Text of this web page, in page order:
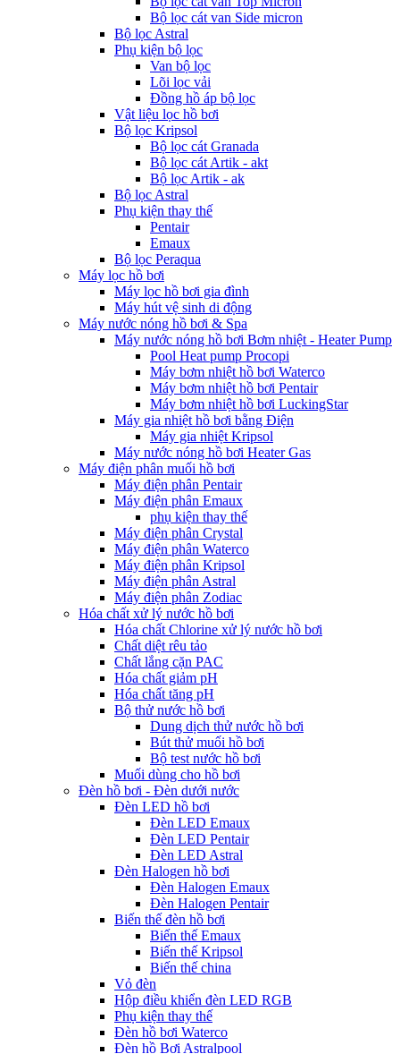
Bộ lọc cát van Side micron
Bộ lọc Astral
Phụ kiện bộ lọc
Van bộ lọc
Lõi lọc vải
Đồng hồ áp bộ lọc
Vật liệu lọc hồ bơi
Bộ lọc Kripsol
Bộ lọc cát Granada
Bộ lọc cát Artik - akt
Bộ lọc Artik - ak
Bộ lọc Astral
Phụ kiện thay thế
Pentair
Emaux
Bộ lọc Peraqua
Máy lọc hồ bơi
Máy lọc hồ bơi gia đình
Máy hút vệ sinh di động
Máy nước nóng hồ bơi & Spa
Máy nước nóng hồ bơi Bơm nhiệt - Heater Pump
Pool Heat pump Procopi
Máy bơm nhiệt hồ bơi Waterco
Máy bơm nhiệt hồ bơi Pentair
Máy bơm nhiệt hồ bơi LuckingStar
Máy gia nhiệt hồ bơi bằng Điện
Máy gia nhiệt Kripsol
Máy nước nóng hồ bơi Heater Gas
Máy điện phân muối hồ bơi
Máy điện phân Pentair
Máy điện phân Emaux
phụ kiện thay thế
Máy điện phân Crystal
Máy điện phân Waterco
Máy điện phân Kripsol
Máy điện phân Astral
Máy điện phân Zodiac
Hóa chất xử lý nước hồ bơi
Hóa chất Chlorine xử lý nước hồ bơi
Chất diệt rêu tảo
Chất lắng cặn PAC
Hóa chất giảm pH
Hóa chất tăng pH
Bộ thử nước hồ bơi
Dung dịch thử nước hồ bơi
Bút thử muối hồ bơi
Bộ test nước hồ bơi
Muối dùng cho hồ bơi
Đèn hồ bơi - Đèn dưới nước
Đèn LED hồ bơi
Đèn LED Emaux
Đèn LED Pentair
Đèn LED Astral
Đèn Halogen hồ bơi
Đèn Halogen Emaux
Đèn Halogen Pentair
Biến thế đèn hồ bơi
Biến thế Emaux
Biến thế Kripsol
Biến thế china
Vỏ đèn
Hộp điều khiển đèn LED RGB
Phụ kiện thay thế
Đèn hồ bơi Waterco
Đèn hồ Bơi Astralpool